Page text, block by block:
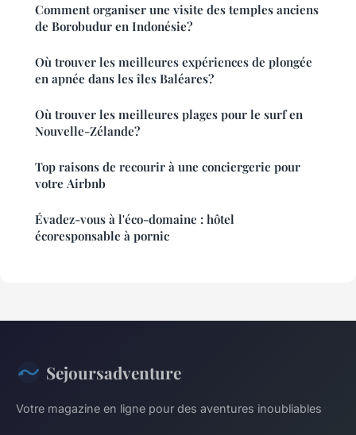
Comment organiser une visite des temples anciens
de Borobudur en Indonésie?
Où trouver les meilleures expériences de plongée
en apnée dans les îles Baléares?
Où trouver les meilleures plages pour le surf en
Nouvelle-Zélande?
Top raisons de recourir à une conciergerie pour
votre Airbnb
Évadez-vous à l'éco-domaine : hôtel
écoresponsable à pornic
Sejoursadventure
Votre magazine en ligne pour des aventures inoubliables